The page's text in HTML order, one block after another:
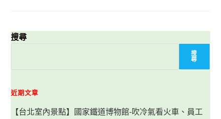
手
吃，
搜尋
搜
尋
近期文章
【台北室內景點】國家鐵道博物館-吹冷氣看火車、員工